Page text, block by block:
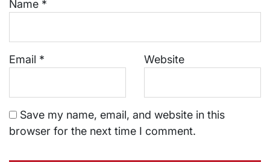
Name *
Email * Website
Save my name, email, and website in this
browser for the next time I comment.